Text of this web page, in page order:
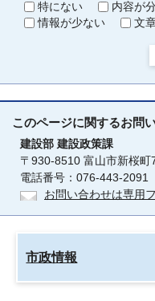
特にない
内容が
情報が少ない
文
このページに関するお問
建設部 建設政策課
〒930-8510 富山市新桜町
電話番号：076-443-2091
お問い合わせは専用
市政情報